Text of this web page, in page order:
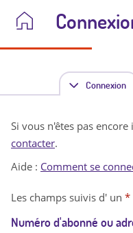
Connexion(
n
t
Si vous n'êtes pas
contacter.
Aide : Comment se
Les champs suivis d' un *
Numéro d'abonné ou